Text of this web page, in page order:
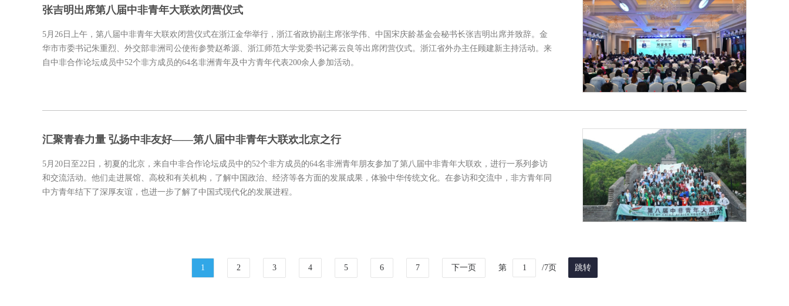
张吉明出席第八届中非青年大联欢闭营仪式
5月26日上午，第八届中非青年大联欢闭营仪式在浙江金华举行，浙江省政协副主席张学伟、中国宋庆龄基金会秘书长张吉明出席并致辞。金
华市市委书记朱重烈、外交部非洲司公使衔参赞赵希源、浙江师范大学党委书记蒋云良等出席闭营仪式。浙江省外办主任顾建新主持活动。来
自中非合作论坛成员中52个非方成员的64名非洲青年及中方青年代表200余人参加活动。
汇聚青春力量 弘扬中非友好——第八届中非青年大联欢北京之行
5月20日至22日，初夏的北京，来自中非合作论坛成员中的52个非方成员的64名非洲青年朋友参加了第八届中非青年大联欢，进行一系列参访
和交流活动。他们走进展馆、高校和有关机构，了解中国政治、经济等各方面的发展成果，体验中华传统文化。在参访和交流中，非方青年同
中方青年结下了深厚友谊，也进一步了解了中国式现代化的发展进程。
1 2 3 4 5 6 7 下一页 第 /7页 跳转